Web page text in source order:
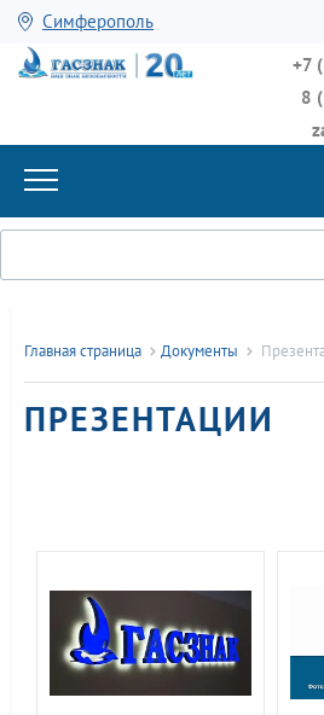
Симферополь
+7
8
Главная страница Документы
ПРЕЗЕНТАЦИИ